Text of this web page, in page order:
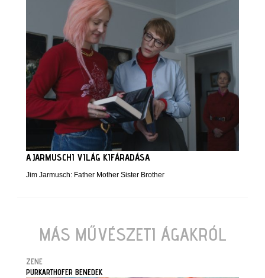
A JARMUSCHI VILÁG KIFÁRADÁSA
Jim Jarmusch: Father Mother Sister Brother
MÁS MŰVÉSZETI ÁGAKRÓL
ZENE
PURKARTHOFER BENEDEK